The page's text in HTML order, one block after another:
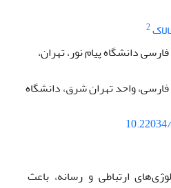
2
دانشگاه پیام نور، تهران،
فارسی، واحد تهران شرق، دانشگاه
ارتباطی و رسانه، باعث